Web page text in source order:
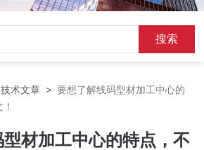
技术文章 >要想了解线码型材加工中心的
材加工中心的特点，不